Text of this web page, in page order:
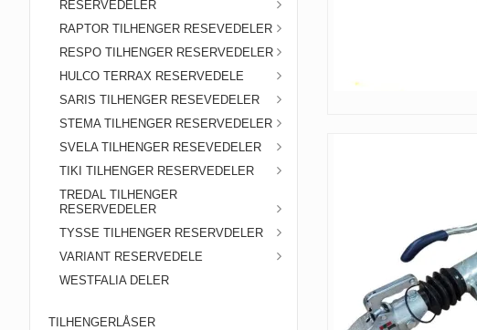
RESERVEDELER
RAPTOR TILHENGER RESEVEDELER
RESPO TILHENGER RESERVEDELER
HULCO TERRAX RESERVEDELE
SARIS TILHENGER RESEVEDELER
STEMA TILHENGER RESERVEDELER
SVELA TILHENGER RESEVEDELER
TIKI TILHENGER RESERVEDELER
TREDAL TILHENGER
RESERVEDELER
TYSSE TILHENGER RESERVDELER
VARIANT RESERVEDELE
WESTFALIA DELER
TILHENGERLÅSER